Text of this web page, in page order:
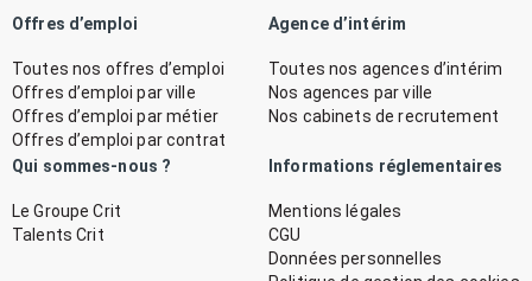
Offres d’emploi
Toutes nos offres d’emploi
Offres d’emploi par ville
Offres d’emploi par métier
Offres d’emploi par contrat
Agence d’intérim
Toutes nos agences d’intérim
Nos agences par ville
Nos cabinets de recrutement
Qui sommes-nous ?
Le Groupe Crit
Talents Crit
Informations réglementaires
Mentions légales
CGU
Données personnelles